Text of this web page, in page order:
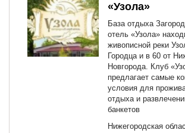
«Узола»
База отдыха
отель «Узола»
живописной реки
Городца и в 60 от
Новгорода. Клуб
предлагает самые
условия для
отдыха и
банкетов
Нижегородская